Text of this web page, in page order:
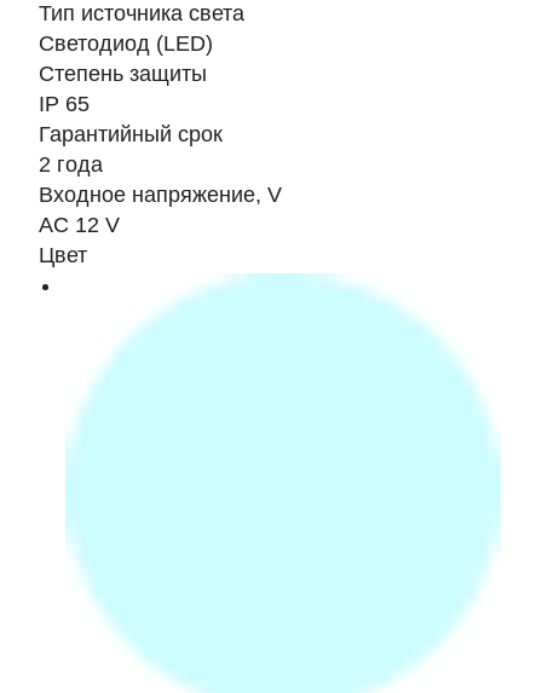
Тип источника света
Светодиод (LED)
Степень защиты
IP 65
Гарантийный срок
2 года
Входное напряжение, V
AC 12 V
Цвет